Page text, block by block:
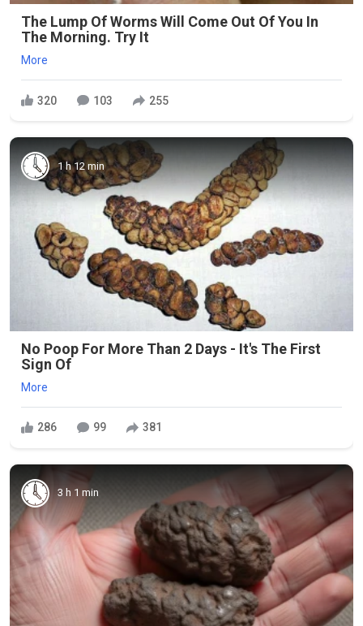
The Lump Of Worms Will Come Out Of You In
The Morning. Try It
More
320 103 255
1 h 12 min
No Poop For More Than 2 Days - It's The First
Sign Of
More
286 99 381
3 h 1 min